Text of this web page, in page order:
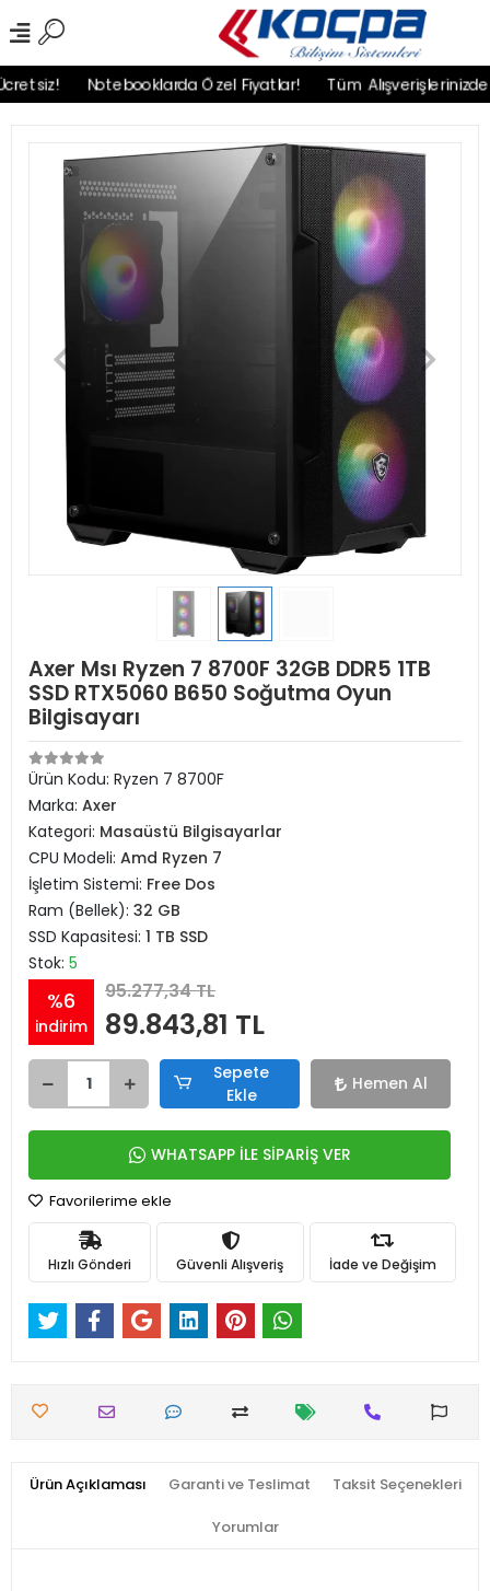
Notebooklarda Özel Fiyatlar! Tüm Alışverişlerinizde
Axer Msı Ryzen 7 8700F 32GB DDR5 1TB
SSD RTX5060 B650 Soğutma Oyun
Bilgisayarı
Ürün Kodu: Ryzen 7 8700F
Marka: Axer
Kategori: Masaüstü Bilgisayarlar
CPU Modeli: Amd Ryzen 7
İşletim Sistemi: Free Dos
Ram (Bellek): 32 GB
SSD Kapasitesi: 1 TB SSD
Stok: 5
%6
indirim
95.277,34 TL
89.843,81 TL
Sepete
Ekle
Hemen Al
WHATSAPP İLE SİPARİŞ VER
Favorilerime ekle
Hızlı Gönderi Güvenli Alışveriş İade ve Değişim
Ürün Açıklaması Garanti ve Teslimat Taksit Seçenekleri
Yorumlar